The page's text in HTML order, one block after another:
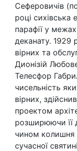
Сеферовичів
році сихівська
парафії у
деканату. 1929
вірних та
Дионізій
Телесфор
чисельність
вірних,
проектом
розширюючи її
чином колишня
сучасної